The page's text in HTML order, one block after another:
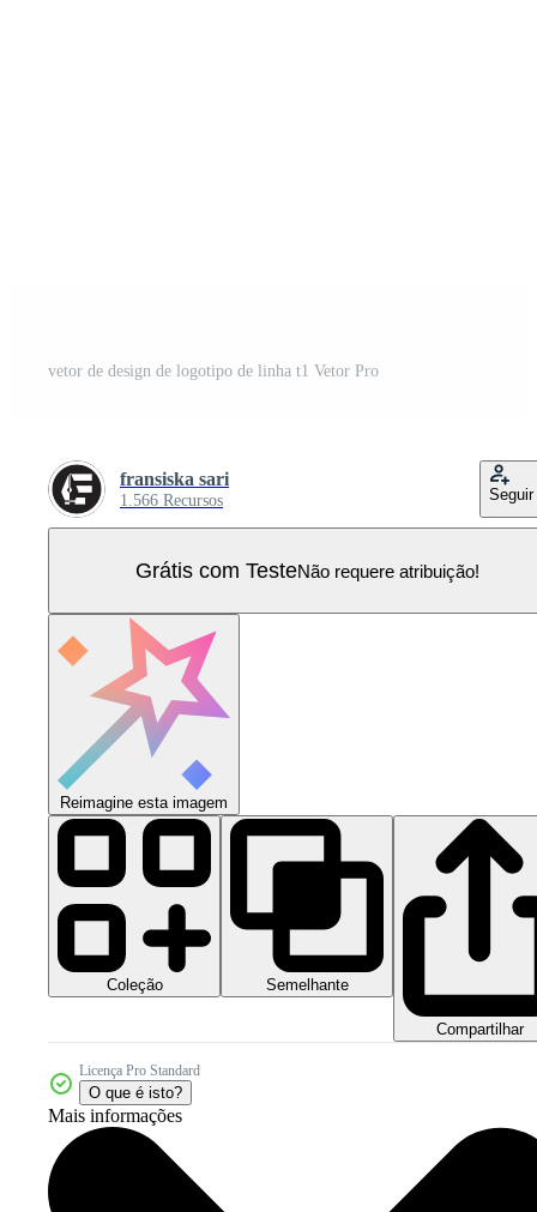
vetor de design de logotipo de linha t1 Vetor Pro
fransiska sari
1.566 Recursos Seguir
Grátis com TesteNão requere atribuição!
Reimagine esta imagem
Coleção Semelhante
Compartilhar
Licença Pro Standard
O que é isto?
Mais informações